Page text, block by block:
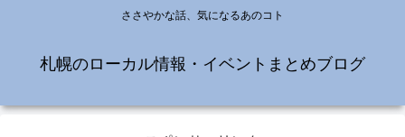
ささやかな話、気になるあのコト
札幌のローカル情報・イベントまとめブログ